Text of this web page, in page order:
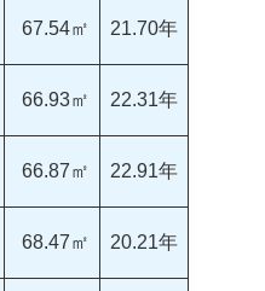
67.54㎡ 21.70年
66.93㎡ 22.31年
66.87㎡ 22.91年
68.47㎡ 20.21年